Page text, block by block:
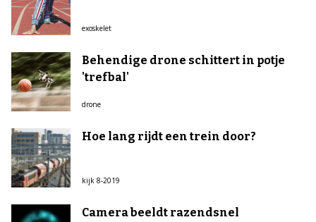
exoskelet
Behendige drone schittert in potje
'trefbal'
drone
Hoe lang rijdt een trein door?
kijk 8-2019
Camera beeldt razendsnel